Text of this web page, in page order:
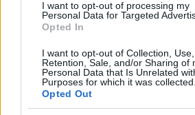
I want to opt-out of processing my
Personal Data for Targeted
Opted In
I want to opt-out of Collection, Use,
Retention, Sale, and/or Sharing of
Personal Data that Is Unrelated
Purposes for which it was collected.
Opted Out
A BAROKK ÖSSZES
KIVÁLÓ PROGRAM VÁR
GYŐRBEN
Középpontban a hagyományőrzés, de